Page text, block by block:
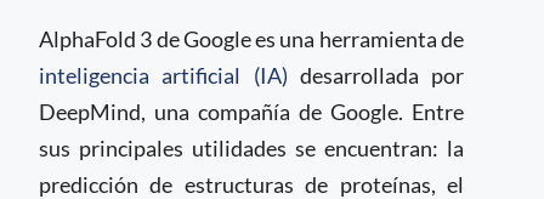
AlphaFold 3 de Google es una herramienta de
inteligencia artificial (IA) desarrollada por
DeepMind, una compañía de Google. Entre
sus principales utilidades se encuentran: la
predicción de estructuras de proteínas, el